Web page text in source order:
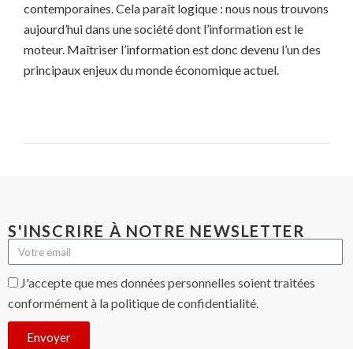
contemporaines. Cela paraît logique : nous nous trouvons
aujourd’hui dans une société dont l’information est le
moteur. Maîtriser l’information est donc devenu l’un des
principaux enjeux du monde économique actuel.
S'INSCRIRE À NOTRE NEWSLETTER
J'accepte que mes données personnelles soient traitées
conformément à la politique de confidentialité.
Envoyer